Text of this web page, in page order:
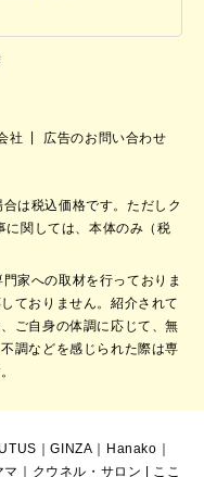
社
広告のお問い合わせ
は税込価格です。ただしク
に関しては、本体のみ（税
家への取材を行っておりま
ておりません。紹介されて
ご自身の体調に応じて、無
調などを感じられた際は専
｜GINZA Hanako
マ クウネル・サロン ここ